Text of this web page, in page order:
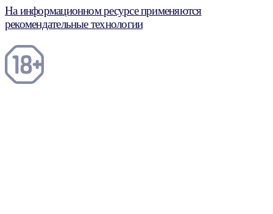
На информационном ресурсе применяются
рекомендательные технологии